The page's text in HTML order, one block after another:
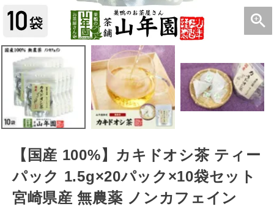
【国産 100%】カキドオシ茶 ティー
パック 1.5g×20パック×10袋セット
宮崎県産 無農薬 ノンカフェイン